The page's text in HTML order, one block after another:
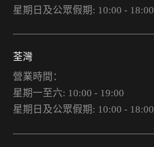
星期日及公眾假期: 10:00 - 18:00
荃灣
營業時間：
星期一至六: 10:00 - 19:00
星期日及公眾假期: 10:00 - 18:00